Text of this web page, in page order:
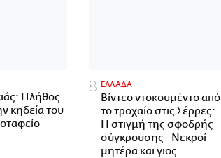
Πλήθος
κηδεία του
ΕΛΛΑΔΑ
Βίντεο ντοκουμέντο από
το τροχαίο στις Σέρρες:
Η στιγμή της σφοδρής
σύγκρουσης - Νεκροί
μητέρα και γιος